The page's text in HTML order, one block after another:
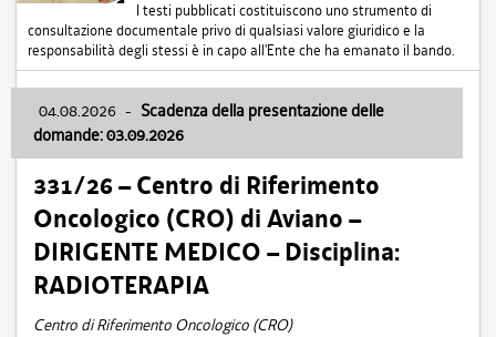
I testi pubblicati costituiscono uno strumento di
consultazione documentale privo di qualsiasi valore giuridico e la
responsabilità degli stessi è in capo all'Ente che ha emanato il bando.
04.08.2026 - Scadenza della presentazione delle
domande: 03.09.2026
331/26 – Centro di Riferimento
Oncologico (CRO) di Aviano –
DIRIGENTE MEDICO – Disciplina:
RADIOTERAPIA
Centro di Riferimento Oncologico (CRO)